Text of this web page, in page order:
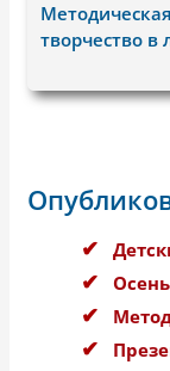
творчество в
Осень